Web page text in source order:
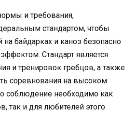
и требования,
стандартом, чтобы
на байдарках и каноэ безопасно
Стандарт является
и тренировок гребцов, а также
соревнования на высоком
соблюдение необходимо как
так и для любителей этого